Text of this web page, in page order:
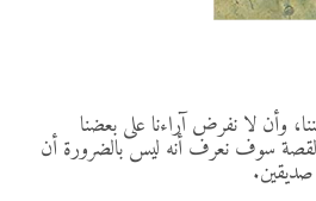
وأن لا نفرض آراءنا على بعضنا
سوف نعرف أنه ليس بالضرورة أن